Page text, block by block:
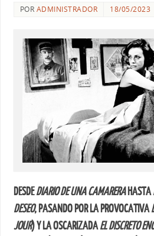
POR ADMINISTRADOR 18/05/2023
DESDEDIARIO DE UNA CAMARERAHASTA
DESEO, PASANDO POR LA PROVOCATIVA
JOUR) Y LA OSCARIZADAEL DISCRETO